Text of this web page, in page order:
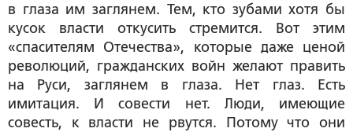
в глаза им заглянем. Тем, кто зубами хотя бы
кусок власти откусить стремится. Вот этим
«спасителям Отечества», которые даже ценой
революций, гражданских войн желают править
на Руси, заглянем в глаза. Нет глаз. Есть
имитация. И совести нет. Люди, имеющие
совесть, к власти не рвутся. Потому что они